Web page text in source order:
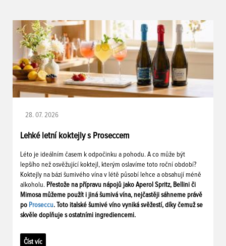
28. 07. 2026
Lehké letní koktejly s Proseccem
Léto je ideálním časem k odpočinku a pohodu. A co může být
lepšího než osvěžující koktejl, kterým oslavíme toto roční období?
Koktejly na bázi šumivého vína v létě působí lehce a obsahují méně
alkoholu. Přestože na přípravu nápojů jako Aperol Spritz, Bellini či
Mimosa můžeme použít i jiná šumivá vína, nejčastěji sáhneme právě
po Proseccu. Toto italské šumivé víno vyniká svěžestí, díky čemuž se
skvěle doplňuje s ostatními ingrediencemi.
Číst víc